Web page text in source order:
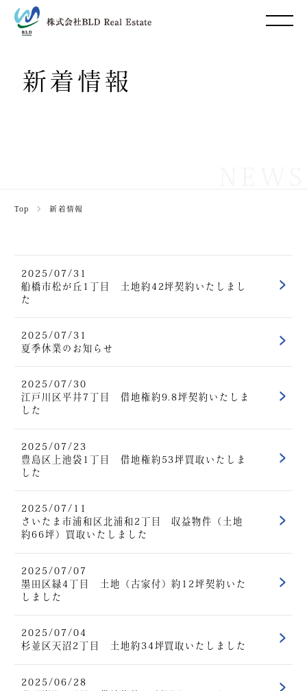
新着情報
Top ＞ 新着情報
2025/07/31
船橋市松が丘1丁目 土地約42坪契約いたしまし
た
2025/07/31
夏季休業のお知らせ
2025/07/30
江戸川区平井7丁目 借地権約9.8坪契約いたしま
した
2025/07/23
豊島区上池袋1丁目 借地権約53坪買取いたしま
した
2025/07/11
さいたま市浦和区北浦和2丁目 収益物件（土地
約66坪）買取いたしました
2025/07/07
墨田区緑4丁目 土地（古家付）約12坪契約いた
しました
2025/07/04
杉並区天沼2丁目 土地約34坪買取いたしました
2025/06/28